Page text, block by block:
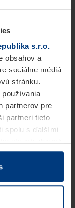
s.r.o.
obsahov a
sociálne médiá
stránku.
používania
partnerov pre
partneri tieto
spolu s ďalšími
na Vašom
typy cookie
môžete